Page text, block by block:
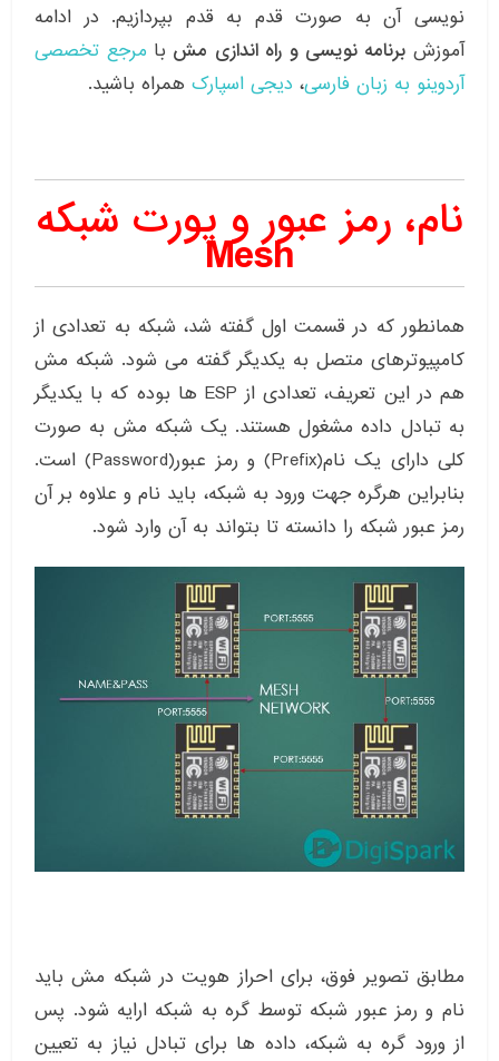
نویسی آن به صورت قدم به قدم بپردازیم. در ادامه
آموزش برنامه نویسی و راه اندازی مش با مرجع تخصصی
آردوینو به زبان فارسی، دیجی اسپارک همراه باشید.
نام، رمز عبور و پورت شبکه
Mesh
همانطور که در قسمت اول گفته شد، شبکه به تعدادی از
کامپیوترهای متصل به یکدیگر گفته می شود. شبکه مش
هم در این تعریف، تعدادی از ESP ها بوده که با یکدیگر
به تبادل داده مشغول هستند. یک شبکه مش به صورت
کلی دارای یک نام(Prefix) و رمز عبور(Password) است.
بنابراین هرگره جهت ورود به شبکه، باید نام و علاوه بر آن
رمز عبور شبکه را دانسته تا بتواند به آن وارد شود.
مطابق تصویر فوق، برای احراز هویت در شبکه مش باید
نام و رمز عبور شبکه توسط گره به شبکه ارایه شود. پس
از ورود گره به شبکه، داده ها برای تبادل نیاز به تعیین